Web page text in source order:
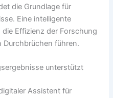
die Grundlage für
Eine intelligente
Effizienz der Forschung
Durchbrüchen führen.
unterstützt
Assistent für